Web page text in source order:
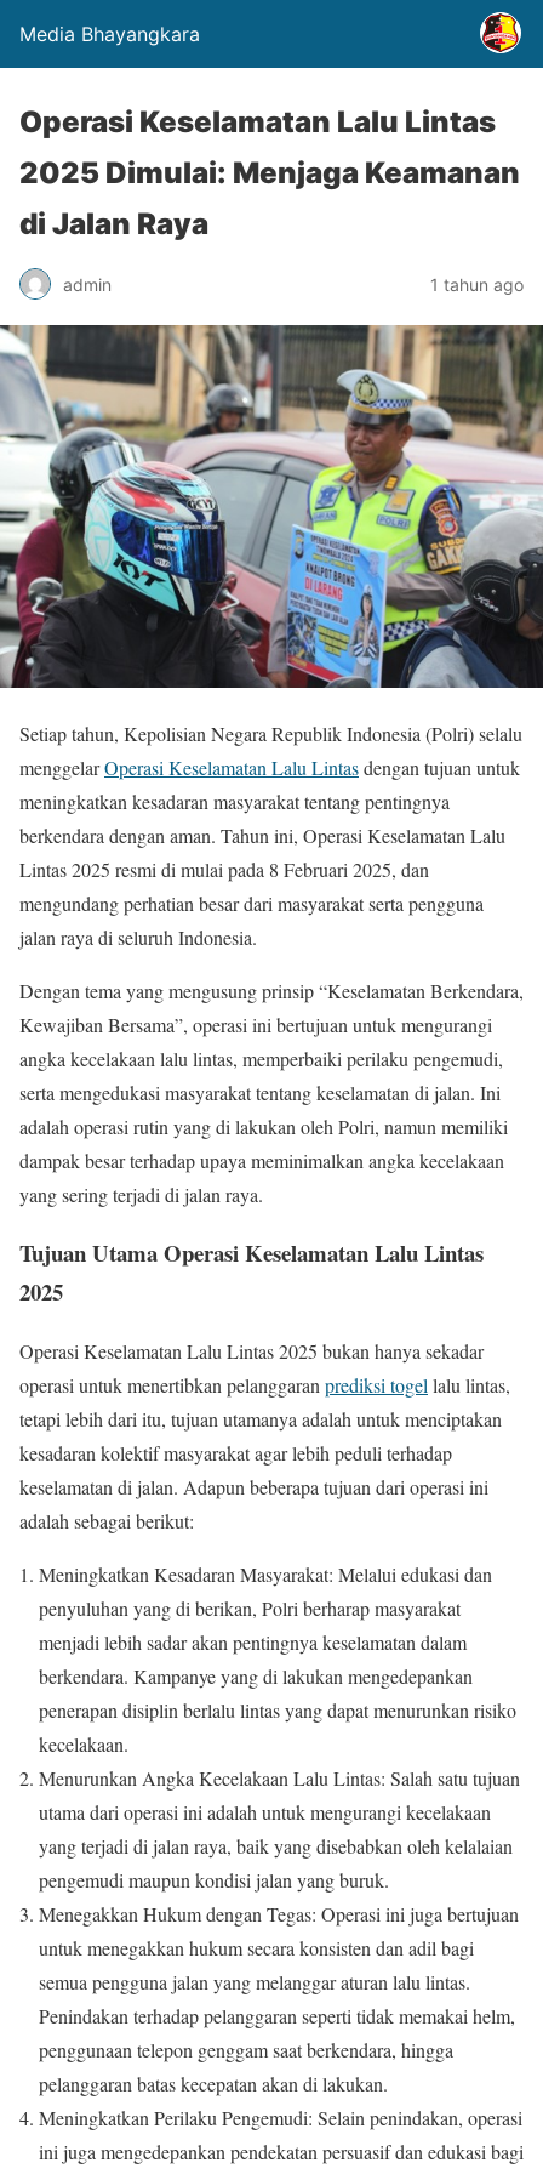
Media Bhayangkara
Operasi Keselamatan Lalu Lintas
2025 Dimulai: Menjaga Keamanan
di Jalan Raya
admin 1 tahun ago
Setiap tahun, Kepolisian Negara Republik Indonesia (Polri) selalu
menggelarOperasi Keselamatan Lalu Lintasdengan tujuan untuk
meningkatkan kesadaran masyarakat tentang pentingnya
berkendara dengan aman. Tahun ini, Operasi Keselamatan Lalu
Lintas 2025 resmi di mulai pada 8 Februari 2025, dan
mengundang perhatian besar dari masyarakat serta pengguna
jalan raya di seluruh Indonesia.
Dengan tema yang mengusung prinsip “Keselamatan Berkendara,
Kewajiban Bersama”, operasi ini bertujuan untuk mengurangi
angka kecelakaan lalu lintas, memperbaiki perilaku pengemudi,
serta mengedukasi masyarakat tentang keselamatan di jalan. Ini
adalah operasi rutin yang di lakukan oleh Polri, namun memiliki
dampak besar terhadap upaya meminimalkan angka kecelakaan
yang sering terjadi di jalan raya.
Tujuan Utama Operasi Keselamatan Lalu Lintas
2025
Operasi Keselamatan Lalu Lintas 2025 bukan hanya sekadar
operasi untuk menertibkan pelanggaran prediksi togel lalu lintas,
tetapi lebih dari itu, tujuan utamanya adalah untuk menciptakan
kesadaran kolektif masyarakat agar lebih peduli terhadap
keselamatan di jalan. Adapun beberapa tujuan dari operasi ini
adalah sebagai berikut:
Meningkatkan Kesadaran Masyarakat: Melalui edukasi dan
penyuluhan yang di berikan, Polri berharap masyarakat
menjadi lebih sadar akan pentingnya keselamatan dalam
berkendara. Kampanye yang di lakukan mengedepankan
penerapan disiplin berlalu lintas yang dapat menurunkan risiko
kecelakaan.
Menurunkan Angka Kecelakaan Lalu Lintas: Salah satu tujuan
utama dari operasi ini adalah untuk mengurangi kecelakaan
yang terjadi di jalan raya, baik yang disebabkan oleh kelalaian
pengemudi maupun kondisi jalan yang buruk.
Menegakkan Hukum dengan Tegas: Operasi ini juga bertujuan
untuk menegakkan hukum secara konsisten dan adil bagi
semua pengguna jalan yang melanggar aturan lalu lintas.
Penindakan terhadap pelanggaran seperti tidak memakai helm,
penggunaan telepon genggam saat berkendara, hingga
pelanggaran batas kecepatan akan di lakukan.
Meningkatkan Perilaku Pengemudi: Selain penindakan, operasi
ini juga mengedepankan pendekatan persuasif dan edukasi bagi